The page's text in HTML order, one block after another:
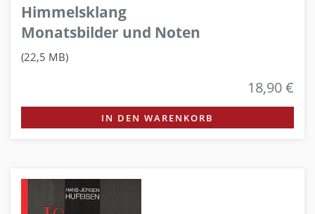
Himmelsklang
Monatsbilder und Noten
(22,5 MB)
18,90 €
IN DEN WARENKORB